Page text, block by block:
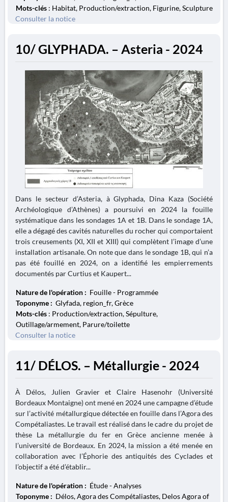
Mots-clés : Habitat, Production/extraction, Figurine, Sculpture
Consulter la notice
10/ GLYPHADA. – Asteria - 2024
Dans le secteur d’Asteria, à Glyphada, Dina Kaza (Société
Archéologique d’Athènes) a poursuivi en 2024 la fouille
systématique dans les sondages 1A et 1B. Dans le sondage 1A,
elle a dégagé des cavités naturelles du rocher qui comportaient
trois creusements (XI, XII et XIII) qui complètent l’image d’une
installation artisanale. On note que dans le sondage 1B, qui n’a
pas été fouillé en 2024, on a identifié les empierrements
documentés par Curtius et Kaupert...
Nature de l'opération : Fouille - Programmée
Toponyme : Glyfada, region_fr, Grèce
Mots-clés : Production/extraction, Sépulture,
Outillage/armement, Parure/toilette
Consulter la notice
11/ DÉLOS. – Métallurgie - 2024
À Délos, Julien Gravier et Claire Hasenohr (Université
Bordeaux Montaigne) ont mené en 2024 une campagne d’étude
sur l’activité métallurgique détectée en fouille dans l’Agora des
Compétaliastes. Le travail est réalisé dans le cadre du projet de
thèse La métallurgie du fer en Grèce ancienne menée à
l’université de Bordeaux. En 2024, la mission a été menée en
collaboration avec l’Éphorie des antiquités des Cyclades et
l’objectif a été d’établir...
Nature de l'opération : Étude - Analyses
Toponyme : Délos, Agora des Compétaliastes, Delos Agora of